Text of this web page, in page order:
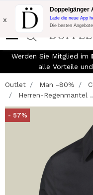
Blitzangebot:
10%
x
Doppelgänger
Lade die neue App
Die besten
Werden Sie Mitglied im
alle Vorteile und
Outlet Man -80%
Herren-Regenmantel
- 57%